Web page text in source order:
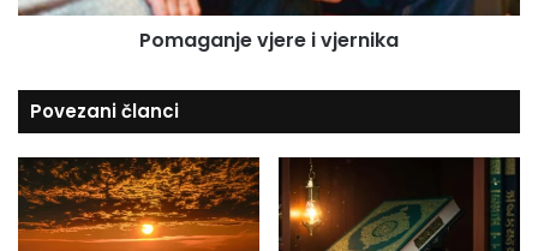
i
r
v
a
:
P
o
e
e
e
i
v
j
e
Pomaganje vjere i vjernika
Povezani članci